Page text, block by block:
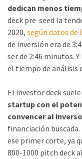
dedican menos
deck pre-seed la
2020, según datos de
de inversión era de
ser de 2:46 minutos.
el tiempo de análisis
El investor deck
startup con el
convencer al
financiación
ese primer corte, ya
800-1000 pitch deck